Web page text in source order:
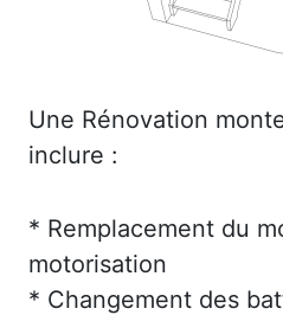
Une Rénovation
inclure :
* Remplacement du
motorisation
* Changement des